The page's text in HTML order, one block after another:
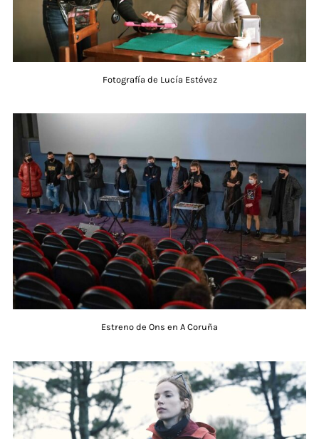
Fotografía de Lucía Estévez
Estreno de Ons en A Coruña